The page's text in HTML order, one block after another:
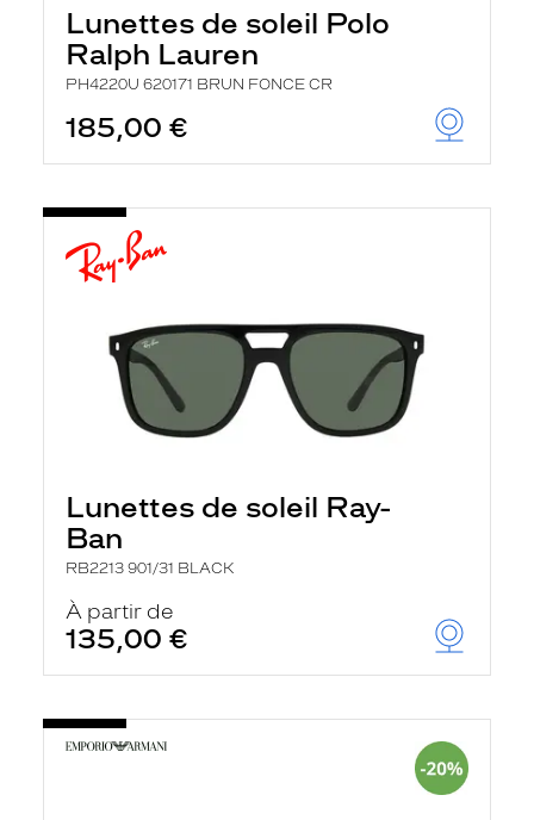
Lunettes de soleil Polo
Ralph Lauren
PH4220U 620171 BRUN FONCE CR
185,00 €
Lunettes de soleil Ray-
Ban
RB2213 901/31 BLACK
À partir de
135,00 €